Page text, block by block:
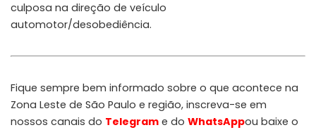
culposa na direção de veículo
automotor/desobediência.
Fique sempre bem informado sobre o que acontece na
Zona Leste de São Paulo e região, inscreva-se em
nossos canais do Telegram e do WhatsAppou baixe o